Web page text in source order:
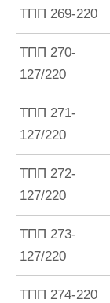
ТПП 269-220
ТПП 270-
127/220
ТПП 271-
127/220
ТПП 272-
127/220
ТПП 273-
127/220
ТПП 274-220